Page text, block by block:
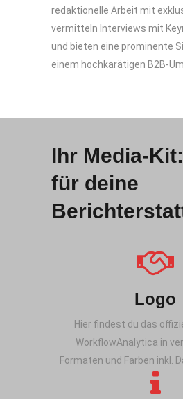
redaktionelle Arbeit mit
vermitteln Interviews mit
und bieten eine prominente
einem hochkarätigen B2B-
Ihr Media-
für deine
Logo
Hier findest du das
WorkflowAnalytica in
Formaten und Farben inkl.